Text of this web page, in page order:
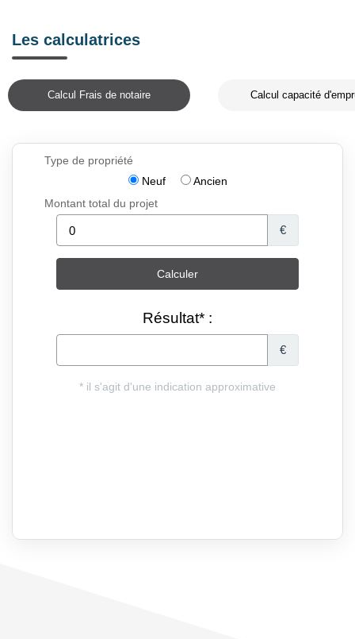
Les calculatrices
Calcul Frais de notaire Calcul capacité